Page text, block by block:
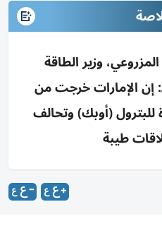
وزير الطاقة
إن ‌الإمارات خرجت من
للبترول (أوبك) وتحالف
طيبة